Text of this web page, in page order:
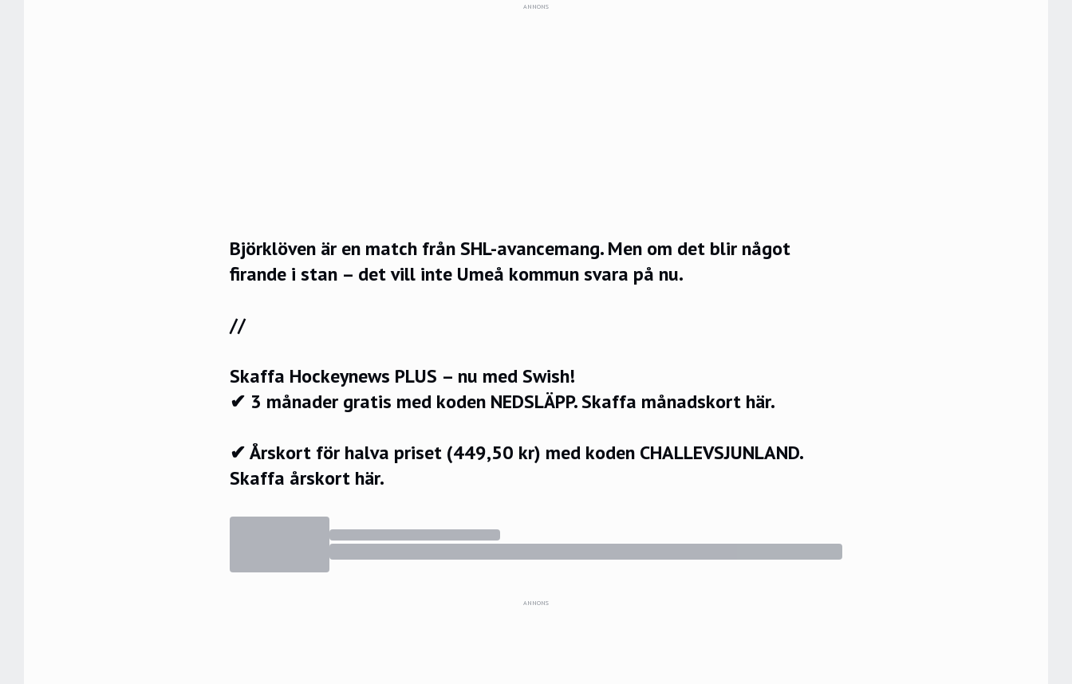
ANNONS
Björklöven är en match från SHL-avancemang. Men om det blir något
firande i stan – det vill inte Umeå kommun svara på nu.
//
Skaffa Hockeynews PLUS – nu med Swish!
✔ 3 månader gratis med koden NEDSLÄPP.Skaffa månadskort här.
✔ Årskort för halva priset (449,50 kr) med koden CHALLEVSJUNLAND.
Skaffa årskort här.
ANNONS